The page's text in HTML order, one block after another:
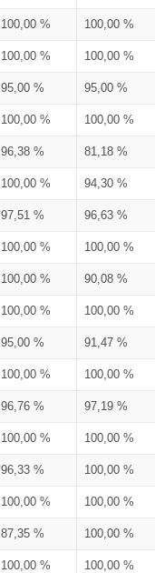
100,00 % 100,00 %
100,00 % 100,00 %
95,00 % 95,00 %
100,00 % 100,00 %
96,38 % 81,18 %
100,00 % 94,30 %
97,51 % 96,63 %
100,00 % 100,00 %
100,00 % 90,08 %
100,00 % 100,00 %
95,00 % 91,47 %
100,00 % 100,00 %
96,76 % 97,19 %
100,00 % 100,00 %
96,33 % 100,00 %
100,00 % 100,00 %
87,35 % 100,00 %
100,00 % 100,00 %